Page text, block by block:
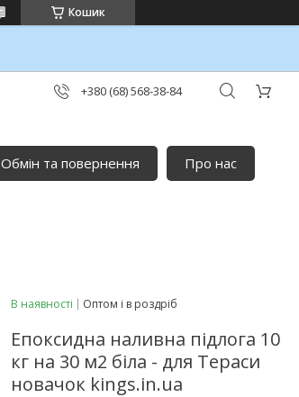
Кошик
+380 (68) 568-38-84
Обмін та повернення
Про нас
В наявності Оптом і в роздріб
Епоксидна наливна підлога 10
кг на 30 м2 біла - для Тераси
новачок kings.in.ua